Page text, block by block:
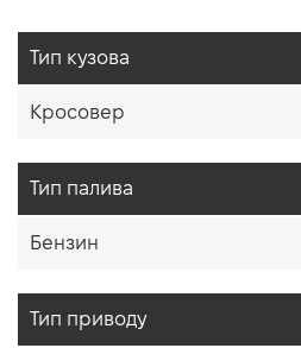
Тип кузова
Кросовер
Тип палива
Бензин
Тип приводу